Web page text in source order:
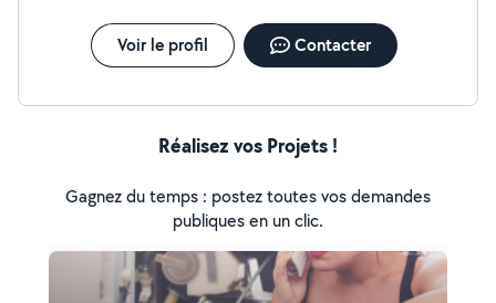
Voir le profil Contacter
Réalisez vos Projets !
Gagnez du temps : postez toutes vos demandes
publiques en un clic.